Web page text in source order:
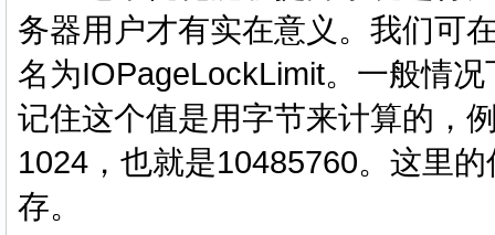
务器用户才有实在意义。我们可
名为IOPageLockLimit。一般情
记住这个值是用字节来计算的，
1024，也就是10485760。这里
存。